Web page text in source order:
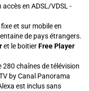
en ADSL/VDSL -
et sur mobile en
de pays étrangers.
et le boitierFree Player
chaînes de télévision
by Canal Panorama
est inclus sans